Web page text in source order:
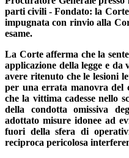
parti civili - Fondato: la Corte
impugnata con rinvio alla
esame.
La Corte afferma che la
applicazione della legge e
avere ritenuto che le lesioni
per una errata manovra del
che la vittima cadesse nello
della condotta omissiva
adottato misure idonee ad
fuori della sfera di
reciproca pericolosa